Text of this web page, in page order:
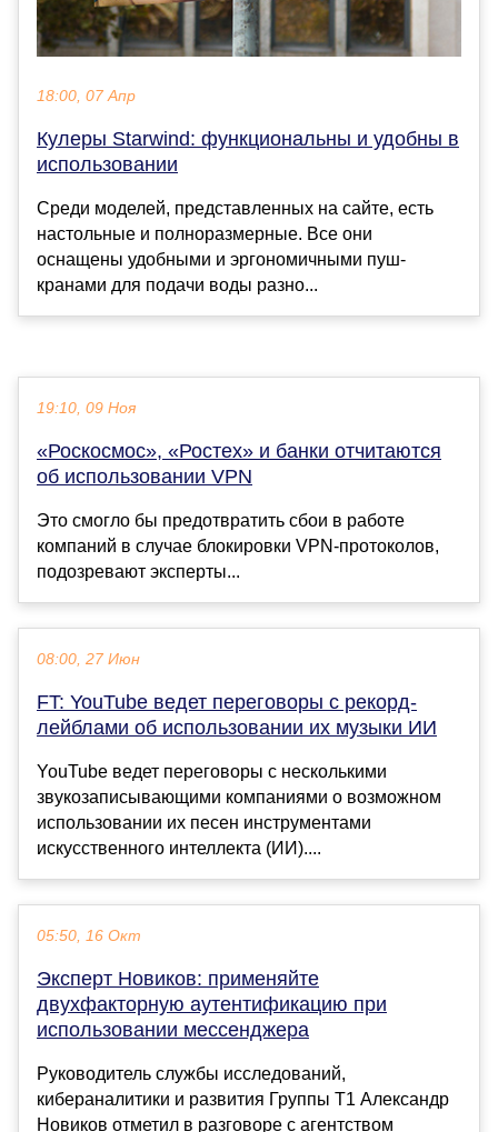
18:00, 07 Апр
Кулеры Starwind: функциональны и удобны в
использовании
Среди моделей, представленных на сайте, есть
настольные и полноразмерные. Все они
оснащены удобными и эргономичными пуш-
кранами для подачи воды разно...
19:10, 09 Ноя
«Роскосмос», «Ростех» и банки отчитаются
об использовании VPN
Это смогло бы предотвратить сбои в работе
компаний в случае блокировки VPN-протоколов,
подозревают эксперты...
08:00, 27 Июн
FT: YouTube ведет переговоры с рекорд-
лейблами об использовании их музыки ИИ
YouTube ведет переговоры с несколькими
звукозаписывающими компаниями о возможном
использовании их песен инструментами
искусственного интеллекта (ИИ)....
05:50, 16 Окт
Эксперт Новиков: применяйте
двухфакторную аутентификацию при
использовании мессенджера
Руководитель службы исследований,
кибераналитики и развития Группы Т1 Александр
Новиков отметил в разговоре с агентством